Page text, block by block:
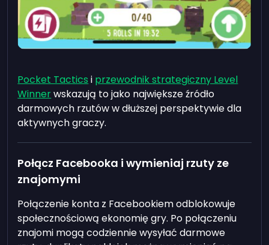
Pocket Tactics i przewodnik strategiczny Level
Winnerwskazują to jako największe źródło
darmowych rzutów w dłuższej perspektywie dla
aktywnych graczy.
Połącz Facebooka i wymieniaj rzuty ze
znajomymi
Połączenie konta z Facebookiem odblokowuje
społecznościową ekonomię gry. Po połączeniu
znajomi mogą codziennie wysyłać darmowe